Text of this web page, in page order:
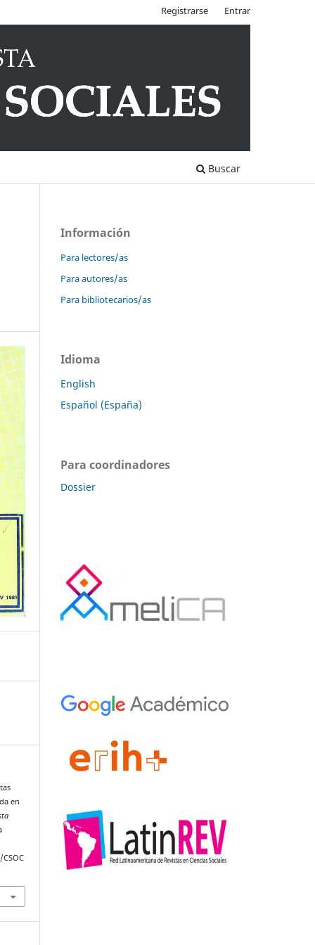
Buscar
Registrarse Entrar
en
Información
Para lectores/as
Para autores/as
Para bibliotecarios/as
Idioma
English
Español (España)
Para coordinadores
Dossier